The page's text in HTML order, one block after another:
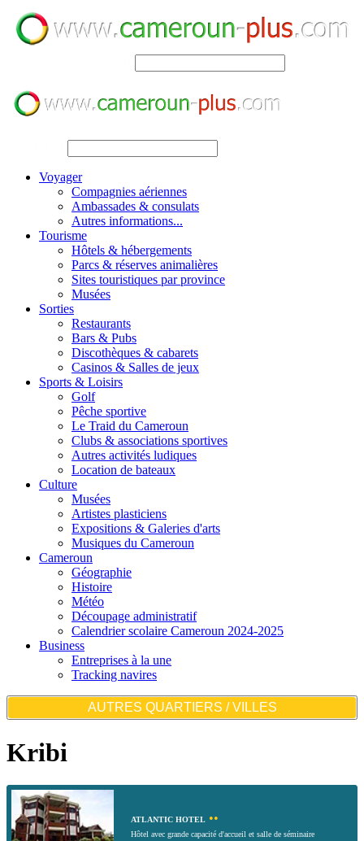
Voyager
Compagnies aériennes
Ambassades & consulats
Autres informations...
Tourisme
Hôtels & hébergements
Parcs & réserves animalières
Sites touristiques par province
Musées
Sorties
Restaurants
Bars & Pubs
Discothèques & cabarets
Casinos & Salles de jeux
Sports & Loisirs
Golf
Pêche sportive
Le Traid du Cameroun
Clubs & associations sportives
Autres activités ludiques
Location de bateaux
Culture
Musées
Artistes plasticiens
Expositions & Galeries d'arts
Musiques du Cameroun
Cameroun
Géographie
Histoire
Météo
Découpage administratif
Calendrier scolaire Cameroun 2024-2025
Business
Entreprises à la une
Tracking navires
AUTRES QUARTIERS / VILLES
Kribi
ATLANTIC HOTEL ••
Hôtel avec grande capacité d'accueil et salle de séminaire